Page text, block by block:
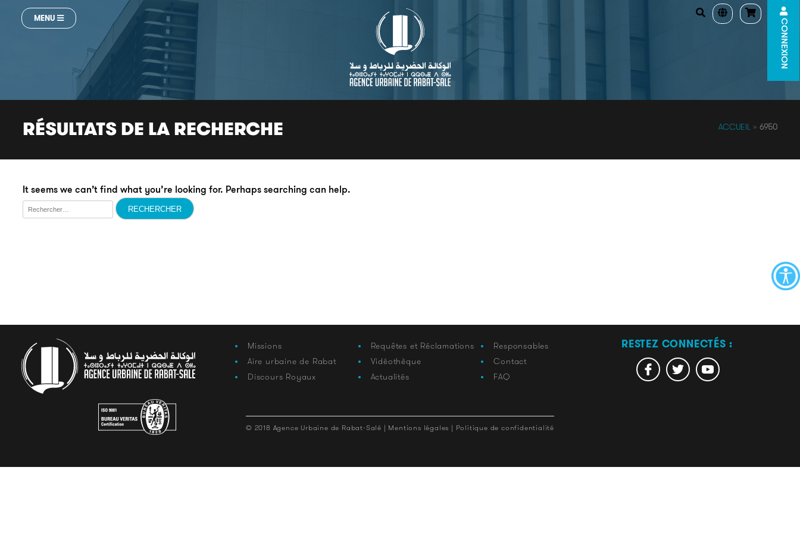
MENU CONNEXION
RÉSULTATS DE LA RECHERCHE ACCUEIL» 6950
It seems we can’t find what you’re looking for. Perhaps searching can help.
Rechercher :
Missions
Aire urbaine de Rabat
Discours Royaux
Requêtes et Réclamations
Vidéothèque
Actualités
Responsables
Contact
FAQ
RESTEZ CONNECTÉS :
© 2018 Agence Urbaine de Rabat-Salé | Mentions légales | Politique de confidentialité